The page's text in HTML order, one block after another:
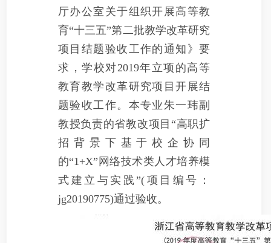
厅办公室关于组织开展高等教
育“十三五”第二批教学改革研究
项目结题验收工作的通知》要
求，学校对2019年立项的高等
教育教学改革研究项目开展结
题验收工作。本专业朱一玮副
教授负责的省教改项目“高职扩
招背景下基于校企协同
的“1+X”网络技术类人才培养模
式建立与实践”(项目编号：
jg20190775)通过验收。